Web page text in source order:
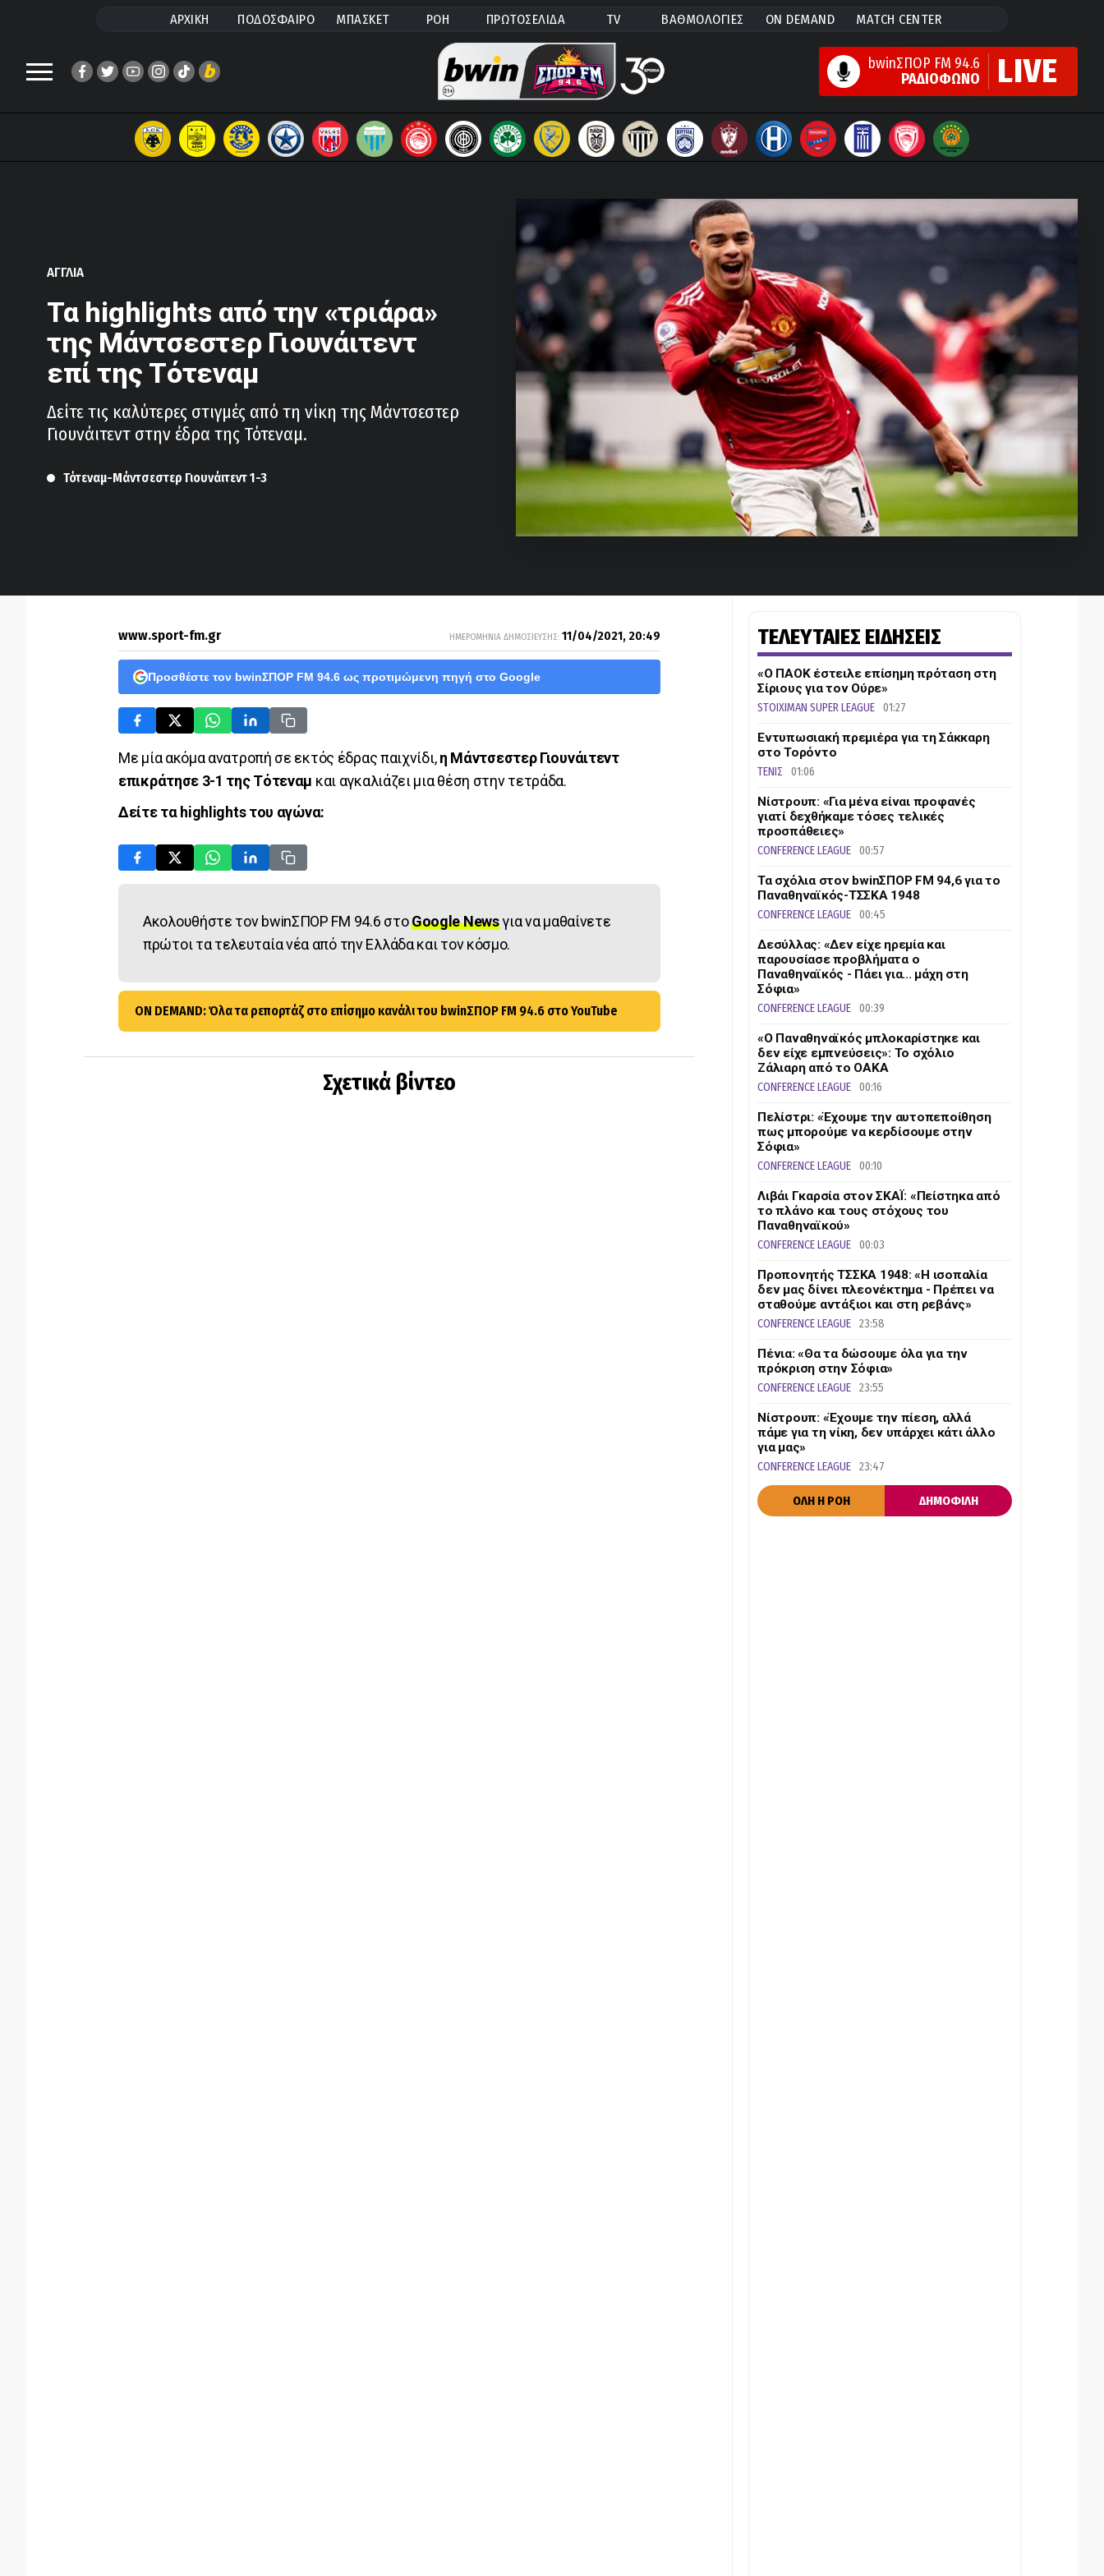
ΑΡΧΙΚΗ ΠΟΔΟΣΦΑΙΡΟ ΜΠΑΣΚΕΤ ΡΟΗ ΠΡΩΤΟΣΕΛΙΔΑ TV ΒΑΘΜΟΛΟΓΙΕΣ ON DEMAND MATCH CENTER
bwinΣΠΟΡ FM 94.6
ΡΑΔΙΟΦΩΝΟ
LIVE
ΑΓΓΛΙΑ
Τα highlights από την «τριάρα»
της Μάντσεστερ Γιουνάιτεντ
επί της Τότεναμ
Δείτε τις καλύτερες στιγμές από τη νίκη της Μάντσεστερ
Γιουνάιτεντ στην έδρα της Τότεναμ.
Τότεναμ-Μάντσεστερ Γιουνάιτεντ 1-3
www.sport-fm.gr ΗΜΕΡΟΜΗΝΙΑ ΔΗΜΟΣΙΕΥΣΗΣ: 11/04/2021, 20:49
Προσθέστε τον bwinΣΠΟΡ FM 94.6 ως προτιμώμενη πηγή στο Google
Με μία ακόμα ανατροπή σε εκτός έδρας παιχνίδι,η Μάντσεστερ Γιουνάιτεντ
επικράτησε 3-1 της Τότεναμ και αγκαλιάζει μια θέση στην τετράδα.
Δείτε τα highlights του αγώνα:
Ακολουθήστε τον bwinΣΠΟΡ FM 94.6 στοGoogle Newsγια να μαθαίνετε
πρώτοι τα τελευταία νέα από την Ελλάδα και τον κόσμο.
ON DEMAND: Όλα τα ρεπορτάζ στο επίσημο κανάλι του bwinΣΠΟΡ FM 94.6 στο YouTube
Σχετικά βίντεο
ΤΕΛΕΥΤΑΙΕΣ ΕΙΔΗΣΕΙΣ
«Ο ΠΑΟΚ έστειλε επίσημη πρόταση στη
Σίριους για τον Ούρε»
STOIXIMAN SUPER LEAGUE 01:27
Εντυπωσιακή πρεμιέρα για τη Σάκκαρη
στο Τορόντο
ΤΕΝΙΣ 01:06
Νίστρουπ: «Για μένα είναι προφανές
γιατί δεχθήκαμε τόσες τελικές
προσπάθειες»
CONFERENCE LEAGUE 00:57
Τα σχόλια στον bwinΣΠΟΡ FM 94,6 για το
Παναθηναϊκός-ΤΣΣΚΑ 1948
CONFERENCE LEAGUE 00:45
Δεσύλλας: «Δεν είχε ηρεμία και
παρουσίασε προβλήματα ο
Παναθηναϊκός - Πάει για... μάχη στη
Σόφια»
CONFERENCE LEAGUE 00:39
«Ο Παναθηναϊκός μπλοκαρίστηκε και
δεν είχε εμπνεύσεις»: Το σχόλιο
Ζάλιαρη από το ΟΑΚΑ
CONFERENCE LEAGUE 00:16
Πελίστρι: «Έχουμε την αυτοπεποίθηση
πως μπορούμε να κερδίσουμε στην
Σόφια»
CONFERENCE LEAGUE 00:10
Λιβάι Γκαρσία στον ΣΚΑΪ: «Πείστηκα από
το πλάνο και τους στόχους του
Παναθηναϊκού»
CONFERENCE LEAGUE 00:03
Προπονητής ΤΣΣΚΑ 1948: «Η ισοπαλία
δεν μας δίνει πλεονέκτημα - Πρέπει να
σταθούμε αντάξιοι και στη ρεβάνς»
CONFERENCE LEAGUE 23:58
Πένια: «Θα τα δώσουμε όλα για την
πρόκριση στην Σόφια»
CONFERENCE LEAGUE 23:55
Νίστρουπ: «Έχουμε την πίεση, αλλά
πάμε για τη νίκη, δεν υπάρχει κάτι άλλο
για μας»
CONFERENCE LEAGUE 23:47
ΟΛΗ Η ΡΟΗ ΔΗΜΟΦΙΛΗ